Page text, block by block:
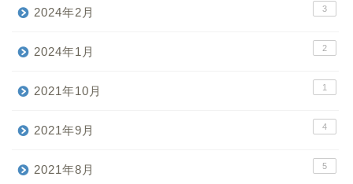
2024年2月 3
2024年1月 2
2021年10月 1
2021年9月 4
2021年8月 5